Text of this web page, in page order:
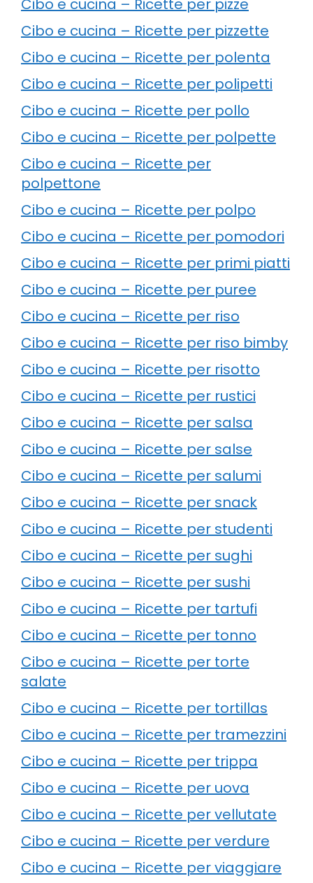
Cibo e cucina – Ricette per pizze
Cibo e cucina – Ricette per pizzette
Cibo e cucina – Ricette per polenta
Cibo e cucina – Ricette per polipetti
Cibo e cucina – Ricette per pollo
Cibo e cucina – Ricette per polpette
Cibo e cucina – Ricette per
polpettone
Cibo e cucina – Ricette per polpo
Cibo e cucina – Ricette per pomodori
Cibo e cucina – Ricette per primi piatti
Cibo e cucina – Ricette per puree
Cibo e cucina – Ricette per riso
Cibo e cucina – Ricette per riso bimby
Cibo e cucina – Ricette per risotto
Cibo e cucina – Ricette per rustici
Cibo e cucina – Ricette per salsa
Cibo e cucina – Ricette per salse
Cibo e cucina – Ricette per salumi
Cibo e cucina – Ricette per snack
Cibo e cucina – Ricette per studenti
Cibo e cucina – Ricette per sughi
Cibo e cucina – Ricette per sushi
Cibo e cucina – Ricette per tartufi
Cibo e cucina – Ricette per tonno
Cibo e cucina – Ricette per torte
salate
Cibo e cucina – Ricette per tortillas
Cibo e cucina – Ricette per tramezzini
Cibo e cucina – Ricette per trippa
Cibo e cucina – Ricette per uova
Cibo e cucina – Ricette per vellutate
Cibo e cucina – Ricette per verdure
Cibo e cucina – Ricette per viaggiare